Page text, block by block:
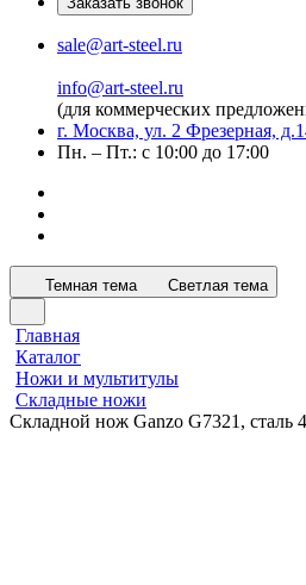
sale@art-steel.ru
info@art-steel.ru
(для коммерческих
г. Москва, ул. 2 Фрезерная,
Пн. – Пт.: с 10:00 до 17:00
Темная тема Светлая тема
Главная
Каталог
Ножи и мультитулы
Складные ножи
Складной нож Ganzo G7321, сталь